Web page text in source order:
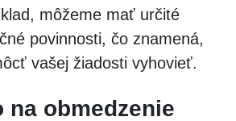
môžeme mať určité
povinnosti, čo znamená,
vašej žiadosti vyhovieť.
na obmedzenie